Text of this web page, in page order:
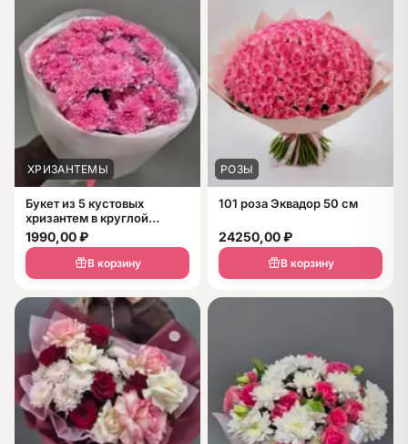
ХРИЗАНТЕМЫ
Букет из 5 кустовых
хризантем в круглой
упаковке
1990,00₽
В корзину
РОЗЫ
101 роза Эквадор 50 см
24250,00₽
В корзину